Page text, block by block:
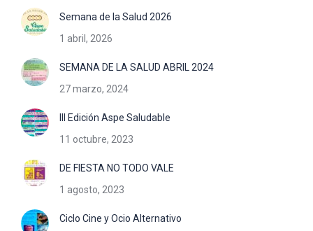
Semana de la Salud 2026
1 abril, 2026
SEMANA DE LA SALUD ABRIL 2024
27 marzo, 2024
III Edición Aspe Saludable
11 octubre, 2023
DE FIESTA NO TODO VALE
1 agosto, 2023
Ciclo Cine y Ocio Alternativo